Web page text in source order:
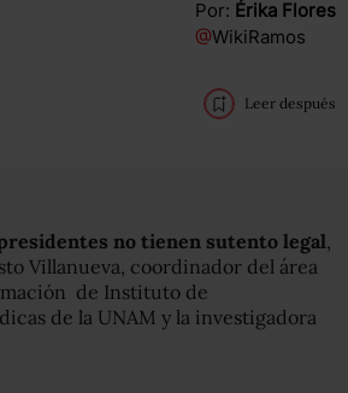
Por: Érika Flores
@WikiRamos
Leer después
no tienen sutento legal,
Villanueva, coordinador del área
de Instituto de
de la UNAM y la investigadora